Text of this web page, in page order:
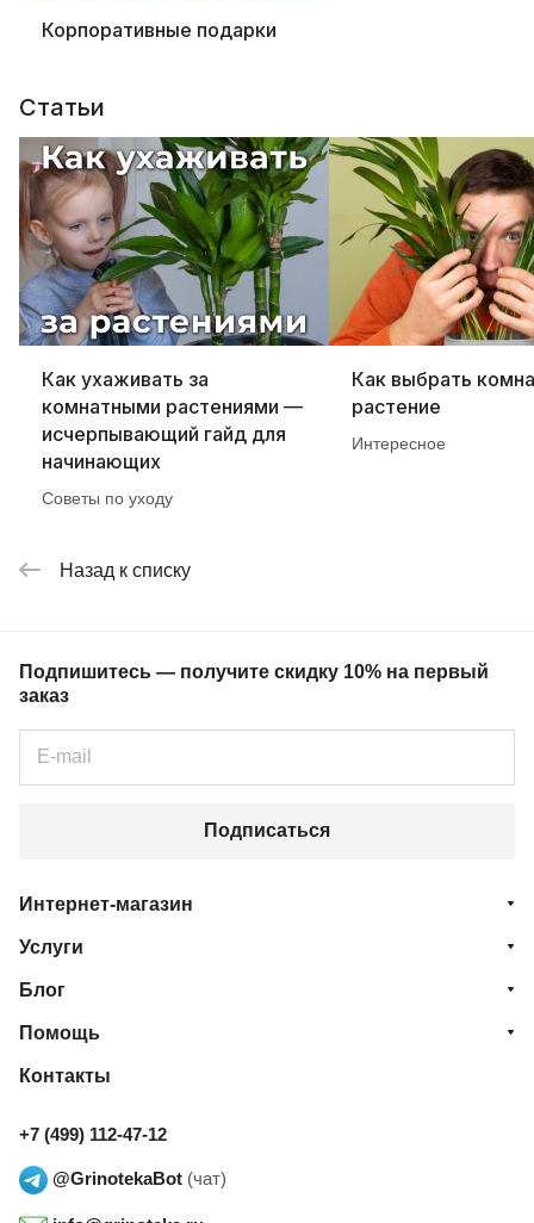
Корпоративные подарки
Статьи
Как ухаживать за
комнатными растениями —
исчерпывающий гайд для
начинающих
Советы по уходу
Как выбрать
растение
Интересное
Назад к списку
Подпишитесь — получите скидку 10% на первый
заказ
Подписаться
Интернет-магазин
Услуги
Блог
Помощь
Контакты
+7 (499) 112-47-12
@GrinotekaBot (чат)